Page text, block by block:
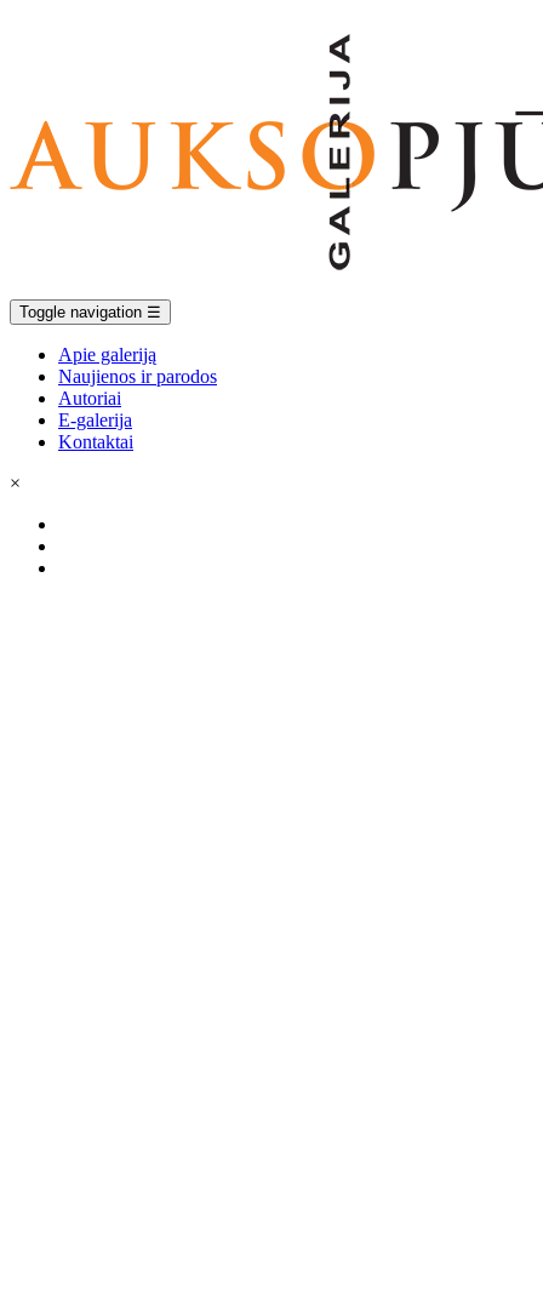
Toggle navigation ☰
Apie galeriją
Naujienos ir parodos
Autoriai
E-galerija
Kontaktai
×